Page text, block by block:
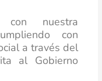
con nuestra
con
a través del
al Gobierno